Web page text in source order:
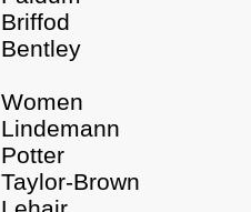
Briffod
Bentley
Women
Lindemann
Potter
Taylor-Brown